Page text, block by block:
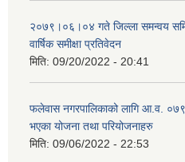
२०७९।०६।०४ गते जिल्ला समन्वय
वार्षिक समीक्षा प्रतिवेदन
मिति: 09/20/2022 - 20:41
फलेवास नगरपालिकाको लागि आ.व.
भएका योजना तथा परियोजनाहरु
मिति: 09/06/2022 - 22:53